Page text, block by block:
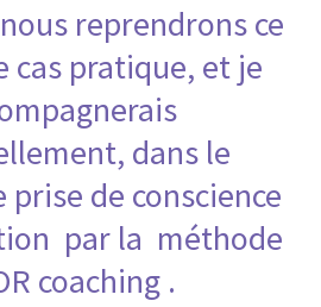
reprendrons ce
cas pratique, et je
dans le
prise de conscience
par la méthode
coaching .